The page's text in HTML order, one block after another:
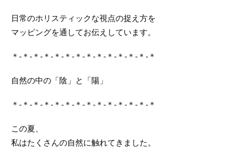
日常のホリスティックな視点の捉え方を
マッピングを通してお伝えしています。
＊-＊-＊-＊-＊-＊-＊-＊-＊-＊-＊-＊-＊-＊
自然の中の「陰」と「陽」
＊-＊-＊-＊-＊-＊-＊-＊-＊-＊-＊-＊-＊-＊
この夏、
私はたくさんの自然に触れてきました。